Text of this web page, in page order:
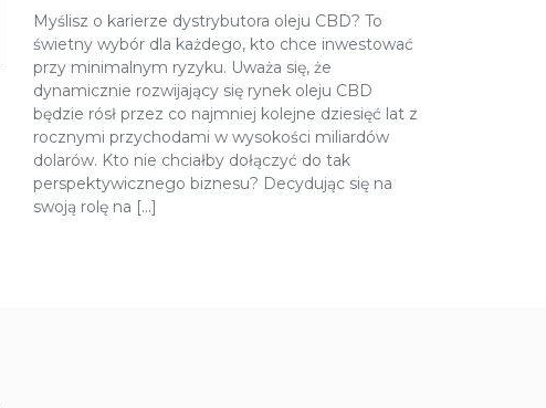
Myślisz o karierze dystrybutora oleju CBD? To
świetny wybór dla każdego, kto chce inwestować
przy minimalnym ryzyku. Uważa się, że
dynamicznie rozwijający się rynek oleju CBD
będzie rósł przez co najmniej kolejne dziesięć lat z
rocznymi przychodami w wysokości miliardów
dolarów. Kto nie chciałby dołączyć do tak
perspektywicznego biznesu? Decydując się na
swoją rolę na […]